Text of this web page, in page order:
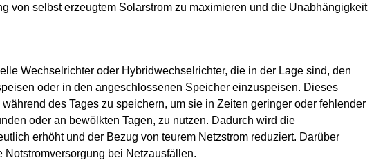
von selbst erzeugtem Solarstrom zu maximieren und die Unabhängigkeit
Wechselrichter oder Hybridwechselrichter, die in der Lage sind, den
oder in den angeschlossenen Speicher einzuspeisen. Dieses
des Tages zu speichern, um sie in Zeiten geringer oder fehlender
oder an bewölkten Tagen, zu nutzen. Dadurch wird die
erhöht und der Bezug von teurem Netzstrom reduziert. Darüber
bei Netzausfällen.